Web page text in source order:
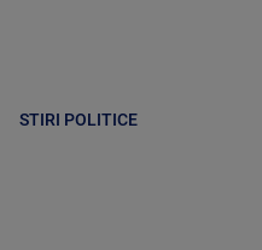
STIRI POLITICE